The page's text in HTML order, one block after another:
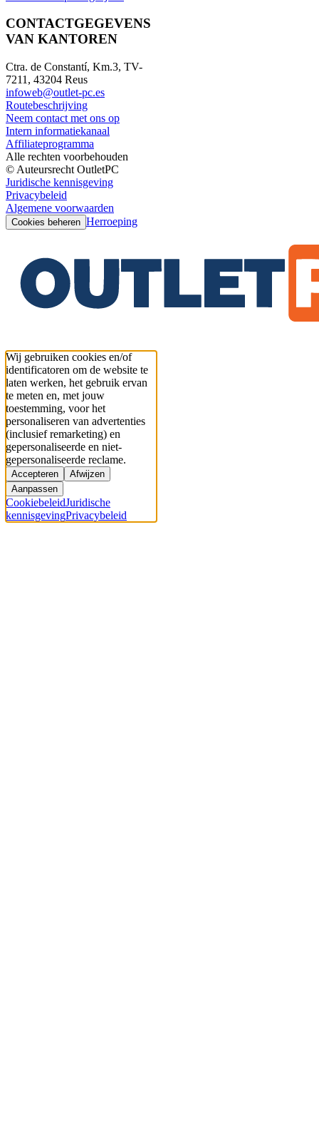
CONTACTGEGEVENS
VAN KANTOREN
Ctra. de Constantí, Km.3, TV-
7211, 43204 Reus
infoweb@outlet-pc.es
Routebeschrijving
Neem contact met ons op
Intern informatiekanaal
Affiliateprogramma
Alle rechten voorbehouden
© Auteursrecht OutletPC
Juridische kennisgeving
Privacybeleid
Algemene voorwaarden
Cookies beheren Herroeping
Wij gebruiken cookies en/of
identificatoren om de website te
laten werken, het gebruik ervan
te meten en, met jouw
toestemming, voor het
personaliseren van advertenties
(inclusief remarketing) en
gepersonaliseerde en niet-
gepersonaliseerde reclame.
Accepteren
Afwijzen
Aanpassen
CookiebeleidJuridische
kennisgevingPrivacybeleid